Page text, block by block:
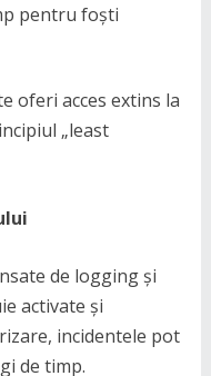
pentru foști
oferi acces extins la
„least
de logging și
activate și
incidentele pot
de timp.